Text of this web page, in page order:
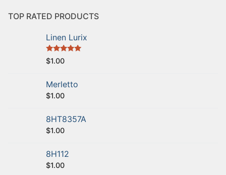
TOP RATED PRODUCTS
Linen Lurix
5 üzerinden
5.00oy aldı
$1.00
Merletto
$1.00
8HT8357A
$1.00
8H112
$1.00